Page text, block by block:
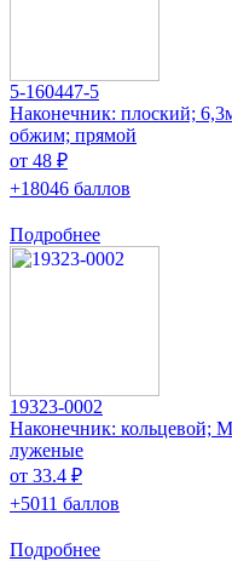
5-160447-5
Наконечник: плоский;
обжим; прямой
от 48 ₽
+18046 баллов
Подробнее
19323-0002
Наконечник: кольцевой;
луженые
от 33.4 ₽
+5011 баллов
Подробнее